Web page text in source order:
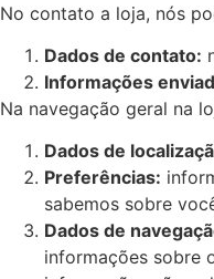
No contato a loja, nós
Dados de contato:
Informações
Na navegação geral na
Dados de
Preferências:
sabemos sobre
Dados de
informações sobre